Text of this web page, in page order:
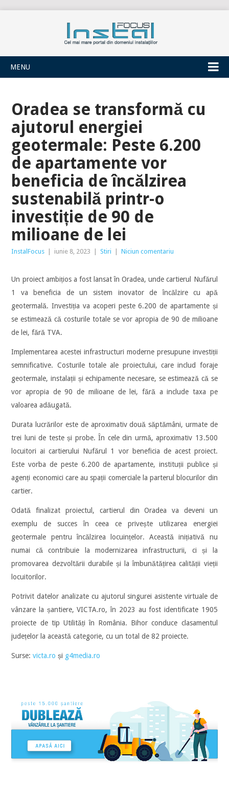
INSTALFOCUS
MENU
Oradea se transformă cu
ajutorul energiei
geotermale: Peste 6.200
de apartamente vor
beneficia de încălzirea
sustenabilă printr-o
investiție de 90 de
milioane de lei
InstalFocus iunie 8, 2023 Stiri Niciun comentariu
Un proiect ambițios a fost lansat în Oradea, unde cartierul Nufărul
1 va beneficia de un sistem inovator de încălzire cu apă
geotermală. Investiția va acoperi peste 6.200 de apartamente și
se estimează că costurile totale se vor apropia de 90 de milioane
de lei, fără TVA.
Implementarea acestei infrastructuri moderne presupune investiții
semnificative. Costurile totale ale proiectului, care includ foraje
geotermale, instalații și echipamente necesare, se estimează că se
vor apropia de 90 de milioane de lei, fără a include taxa pe
valoarea adăugată.
Durata lucrărilor este de aproximativ două săptămâni, urmate de
trei luni de teste și probe. În cele din urmă, aproximativ 13.500
locuitori ai cartierului Nufărul 1 vor beneficia de acest proiect.
Este vorba de peste 6.200 de apartamente, instituții publice și
agenți economici care au spații comerciale la parterul blocurilor din
cartier.
Odată finalizat proiectul, cartierul din Oradea va deveni un
exemplu de succes în ceea ce privește utilizarea energiei
geotermale pentru încălzirea locuințelor. Această inițiativă nu
numai că contribuie la modernizarea infrastructurii, ci și la
promovarea dezvoltării durabile și la îmbunătățirea calității vieții
locuitorilor.
Potrivit datelor analizate cu ajutorul singurei asistente virtuale de
vânzare la șantiere, VICTA.ro, în 2023 au fost identificate 1905
proiecte de tip Utilități în România. Bihor conduce clasamentul
județelor la această categorie, cu un total de 82 proiecte.
Surse:victa.ro și g4media.ro